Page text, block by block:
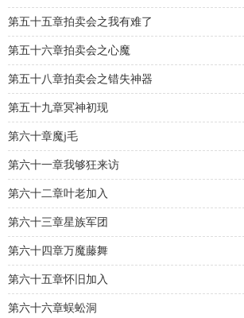
第五十五章拍卖会之我有难了
第五十六章拍卖会之心魔
第五十八章拍卖会之错失神器
第五十九章冥神初现
第六十章魔j毛
第六十一章我够狂来访
第六十二章叶老加入
第六十三章星族军团
第六十四章万魔藤舞
第六十五章怀旧加入
第六十六章蜈蚣洞